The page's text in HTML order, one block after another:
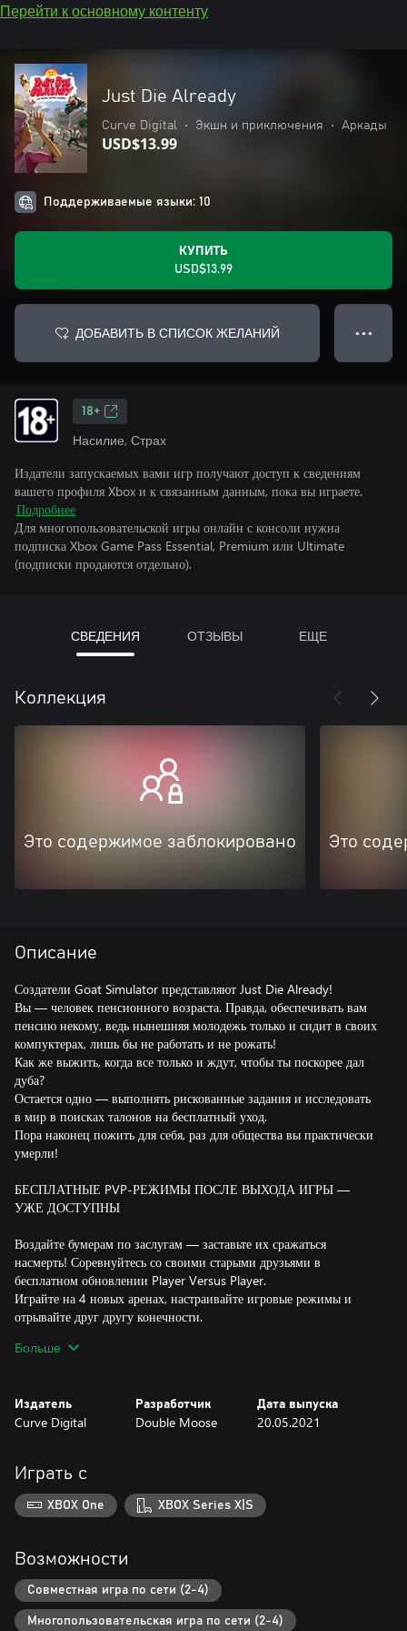
Перейти к основному контенту
Just Die Already
Curve Digital • Экшн и приключения • Аркады
USD$13.99
Поддерживаемые языки: 10
КУПИТЬ
USD$13.99
ДОБАВИТЬ В СПИСОК ЖЕЛАНИЙ ● ● ●
18+
Насилие, Страх
Издатели запускаемых вами игр получают доступ к сведениям
вашего профиля Xbox и к связанным данным, пока вы играете.
Подробнее
Для многопользовательской игры онлайн с консоли нужна
подписка Xbox Game Pass Essential, Premium или Ultimate
(подписки продаются отдельно).
СВЕДЕНИЯ ОТЗЫВЫ ЕЩЕ
Коллекция
Это содержимое заблокировано Это
Описание
Создатели Goat Simulator представляют Just Die Already!
Вы — человек пенсионного возраста. Правда, обеспечивать вам
пенсию некому, ведь нынешняя молодежь только и сидит в своих
компуктерах, лишь бы не работать и не рожать!
Как же выжить, когда все только и ждут, чтобы ты поскорее дал
дуба?
Остается одно — выполнять рискованные задания и исследовать
в мир в поисках талонов на бесплатный уход.
Пора наконец пожить для себя, раз для общества вы практически
умерли!
БЕСПЛАТНЫЕ PVP-РЕЖИМЫ ПОСЛЕ ВЫХОДА ИГРЫ —
УЖЕ ДОСТУПНЫ
Воздайте бумерам по заслугам — заставьте их сражаться
насмерть! Соревнуйтесь со своими старыми друзьями в
бесплатном обновлении Player Versus Player.
Играйте на 4 новых аренах, настраивайте игровые режимы и
отрывайте друг другу конечности.
развалин с рухлядями НАЧАЛАСЬ!
СТАР ДА УДАЛ
ненавидящее весь мир. Вы даже не осознавали, что мечтали о
таком, верно? Теперь-то вы наконец поймете своих бабуль и
дедуль.
Старость — не радость! Почувствуйте себя фарфоровой куклой,
прикосновения.
ОПАСНО!
Больше
Издатель
Curve Digital
Разработчик
Double Moose
Дата выпуска
20.05.2021
Играть с
XBOX One XBOX Series X|S
Возможности
Совместная игра по сети (2-4)
Многопользовательская игра по сети (2-4)